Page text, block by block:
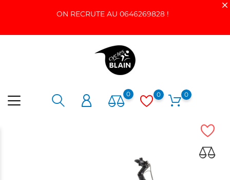
ON RECRUTE AU 0646269828 !
0 0 0